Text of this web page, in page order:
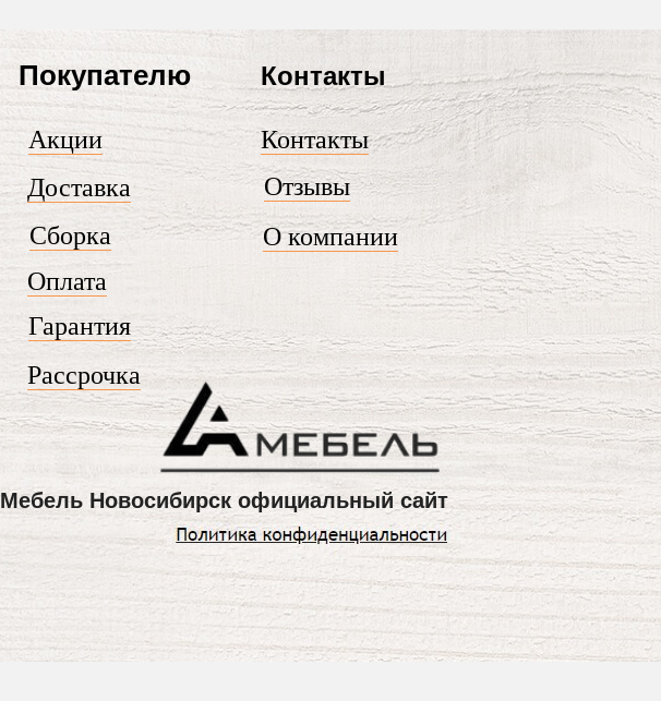
Покупателю
Мебель Новосибирск официальный сайт
Акции
Доставка
Отзывы
Гарантия
Оплата
Рассрочка
Сборка О компании
Контакты
Контакты